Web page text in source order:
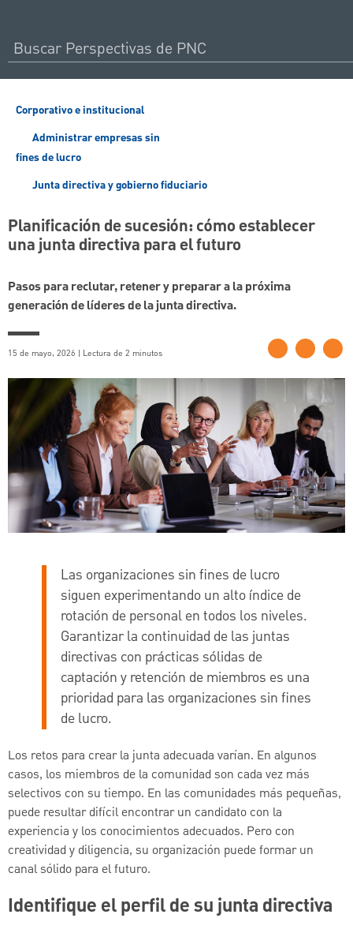
Corporativo e institucional
Administrar empresas sin
fines de lucro
Junta directiva y gobierno fiduciario
Planificación de sucesión: cómo establecer
una junta directiva para el futuro
Pasos para reclutar, retener y preparar a la próxima
generación de líderes de la junta directiva.
15 de mayo, 2026 | Lectura de 2 minutos
Las organizaciones sin fines de lucro
siguen experimentando un alto índice de
rotación de personal en todos los niveles.
Garantizar la continuidad de las juntas
directivas con prácticas sólidas de
captación y retención de miembros es una
prioridad para las organizaciones sin fines
de lucro.
Los retos para crear la junta adecuada varían. En algunos
casos, los miembros de la comunidad son cada vez más
selectivos con su tiempo. En las comunidades más pequeñas,
puede resultar difícil encontrar un candidato con la
experiencia y los conocimientos adecuados. Pero con
creatividad y diligencia, su organización puede formar un
canal sólido para el futuro.
Identifique el perfil de su junta directiva